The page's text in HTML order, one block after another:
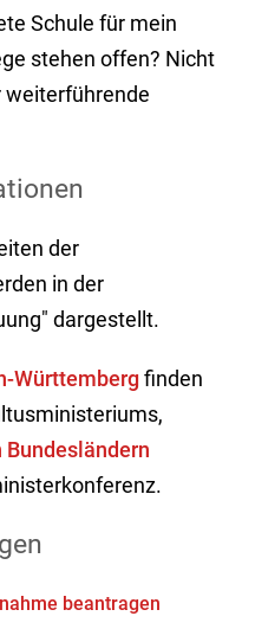
Schule für mein
stehen offen? Nicht
weiterführende
der
in der
dargestellt.
Württembergfinden
beantragen